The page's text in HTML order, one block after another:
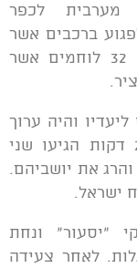
קילומטרים מערבית לכפר
ברכבים אשר
שימשו את מחבלי אש"ף. הכוח מנה 32 לוחמים אשר
והיה ערוך
במארב לרכבי המחבלים. לאחר כ-20 דקות הגיעו שני
את יושביהם.
ישראל.
"יסעור" ונחת
לאחר צעידה